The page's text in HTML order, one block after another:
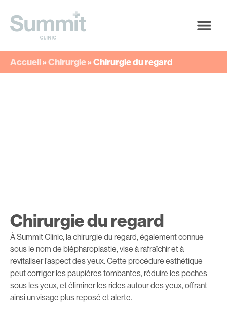
Accueil»Chirurgie»Chirurgie du regard
Chirurgie du regard
À Summit Clinic, la chirurgie du regard, également connue
sous le nom de blépharoplastie, vise à rafraîchir et à
revitaliser l’aspect des yeux. Cette procédure esthétique
peut corriger les paupières tombantes, réduire les poches
sous les yeux, et éliminer les rides autour des yeux, offrant
ainsi un visage plus reposé et alerte.